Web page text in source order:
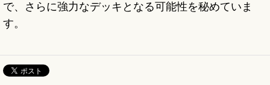
で、さらに強力なデッキとなる可能性を秘めていま
す。